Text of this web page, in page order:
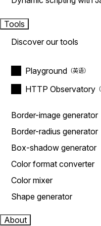
Tools
Discover our tools
Playground
HTTP Observatory
Border-image generator
Border-radius generator
Box-shadow generator
Color format converter
Color mixer
Shape generator
About